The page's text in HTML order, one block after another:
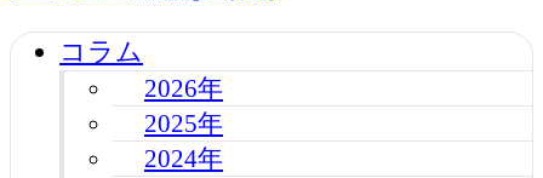
コラム
2026年
2025年
2024年